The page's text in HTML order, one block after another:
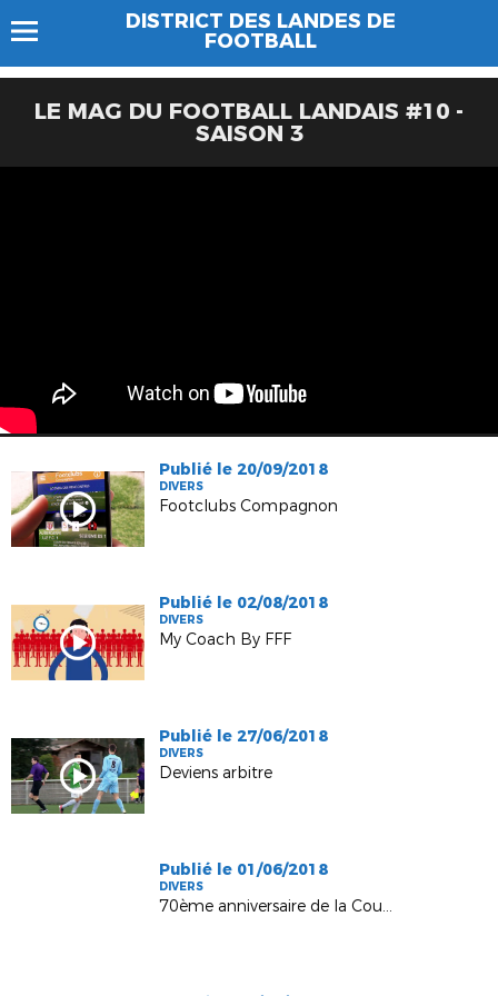
DISTRICT DES LANDES DE
FOOTBALL
LE MAG DU FOOTBALL LANDAIS #10 -
SAISON 3
Publié le 20/09/2018
DIVERS
Footclubs Compagnon
Publié le 02/08/2018
DIVERS
My Coach By FFF
Publié le 27/06/2018
DIVERS
Deviens arbitre
Publié le 01/06/2018
DIVERS
70ème anniversaire de la Coupe des Landes